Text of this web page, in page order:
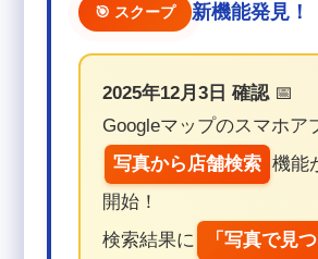
🎯 スクープ 新機能発見！
2025年12月3日 確認📅
Googleマップのスマホア
写真から店舗検索 機能
開始！
検索結果に
「写真で見